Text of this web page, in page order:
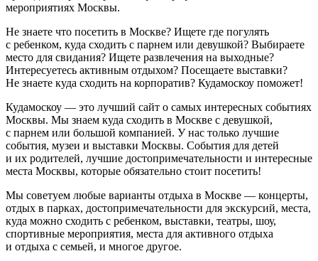
мероприятиях Москвы.
Не знаете что посетить в Москве? Ищете где погулять
с ребенком, куда сходить с парнем или девушкой? Выбираете
место для свидания? Ищете развлечения на выходные?
Интересуетесь активным отдыхом? Посещаете выставки?
Не знаете куда сходить на корпоратив? Кудамоскоу поможет!
Кудамоскоу — это лучший сайт о самых интересных событиях
Москвы. Мы знаем куда сходить в Москве с девушкой,
с парнем или большой компанией. У нас только лучшие
события, музеи и выставки Москвы. События для детей
и их родителей, лучшие достопримечательности и интересные
места Москвы, которые обязательно стоит посетить!
Мы советуем любые варианты отдыха в Москве — концерты,
отдых в парках, достопримечательности для экскурсий, места,
куда можно сходить с ребенком, выставки, театры, шоу,
спортивные мероприятия, места для активного отдыха
и отдыха с семьей, и многое другое.